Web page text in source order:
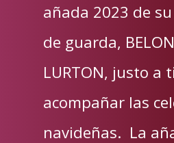
añada 2023 de
de guarda,
LURTON, justo a
acompañar las
navideñas. La